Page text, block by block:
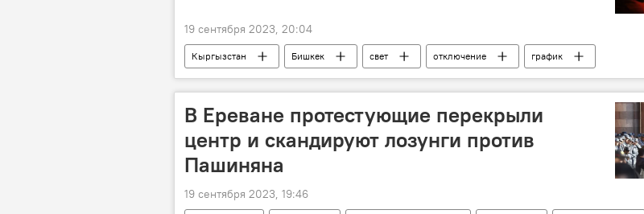
19 сентября 2023, 20:04
Кыргызстан Бишкек свет отключение график
В Ереване протестующие перекрыли
центр и скандируют лозунги против
Пашиняна
19 сентября 2023, 19:46